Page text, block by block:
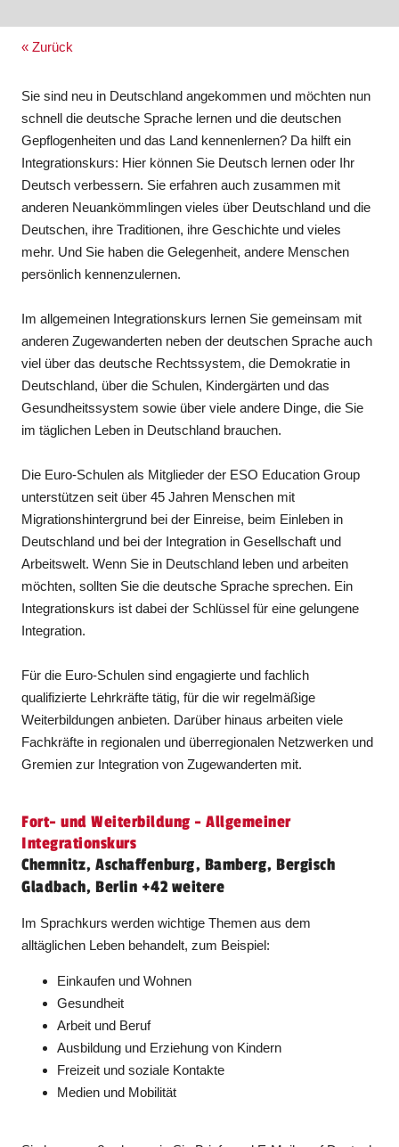
« Zurück
Sie sind neu in Deutschland angekommen und möchten nun
schnell die deutsche Sprache lernen und die deutschen
Gepflogenheiten und das Land kennenlernen? Da hilft ein
Integrationskurs: Hier können Sie Deutsch lernen oder Ihr
Deutsch verbessern. Sie erfahren auch zusammen mit
anderen Neuankömmlingen vieles über Deutschland und die
Deutschen, ihre Traditionen, ihre Geschichte und vieles
mehr. Und Sie haben die Gelegenheit, andere Menschen
persönlich kennenzulernen.
Im allgemeinen Integrationskurs lernen Sie gemeinsam mit
anderen Zugewanderten neben der deutschen Sprache auch
viel über das deutsche Rechtssystem, die Demokratie in
Deutschland, über die Schulen, Kindergärten und das
Gesundheitssystem sowie über viele andere Dinge, die Sie
im täglichen Leben in Deutschland brauchen.
Die Euro-Schulen als Mitglieder der ESO Education Group
unterstützen seit über 45 Jahren Menschen mit
Migrationshintergrund bei der Einreise, beim Einleben in
Deutschland und bei der Integration in Gesellschaft und
Arbeitswelt. Wenn Sie in Deutschland leben und arbeiten
möchten, sollten Sie die deutsche Sprache sprechen. Ein
Integrationskurs ist dabei der Schlüssel für eine gelungene
Integration.
Für die Euro-Schulen sind engagierte und fachlich
qualifizierte Lehrkräfte tätig, für die wir regelmäßige
Weiterbildungen anbieten. Darüber hinaus arbeiten viele
Fachkräfte in regionalen und überregionalen Netzwerken und
Gremien zur Integration von Zugewanderten mit.
Fort- und Weiterbildung - Allgemeiner
Integrationskurs
Chemnitz, Aschaffenburg, Bamberg, Bergisch
Gladbach, Berlin +42 weitere
Im Sprachkurs werden wichtige Themen aus dem
alltäglichen Leben behandelt, zum Beispiel:
Einkaufen und Wohnen
Gesundheit
Arbeit und Beruf
Ausbildung und Erziehung von Kindern
Freizeit und soziale Kontakte
Medien und Mobilität